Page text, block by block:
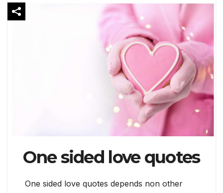
One sided love quotes
One sided love quotes depends non other